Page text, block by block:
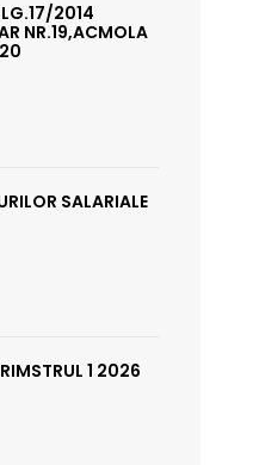
LG.17/2014
NR.19,ACMOLA
SALARIALE
1 2026